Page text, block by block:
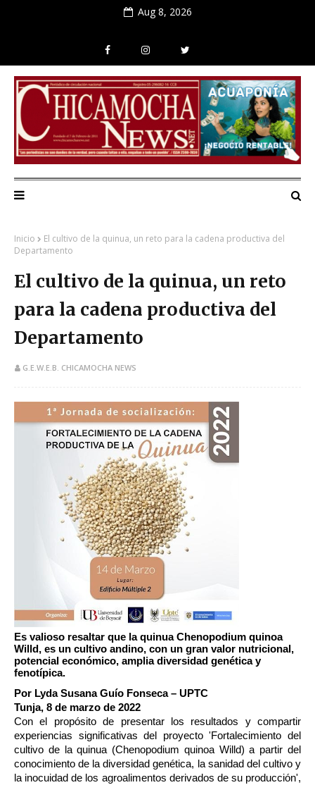
Aug 8, 2026
Inicio
El cultivo de la quinua, un reto para la cadena productiva del
Departamento
El cultivo de la quinua, un reto
para la cadena productiva del
Departamento
G.E.W.E.B. CHICAMOCHA NEWS
Es valioso resaltar que la quinua Chenopodium quinoa
Willd, es un cultivo andino, con un gran valor nutricional,
potencial económico, amplia diversidad genética y
fenotípica.
Por Lyda Susana Guío Fonseca – UPTC
Tunja, 8 de marzo de 2022
Con el propósito de presentar los resultados y compartir
experiencias significativas del proyecto 'Fortalecimiento del
cultivo de la quinua (Chenopodium quinoa Willd) a partir del
conocimiento de la diversidad genética, la sanidad del cultivo y
la inocuidad de los agroalimentos derivados de su producción',